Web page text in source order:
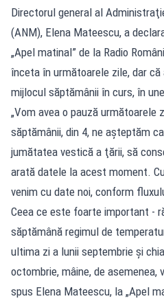
Directorul general al
(ANM), Elena Mateescu, a
„Apel matinal” de la Radio
înceta în următoarele zile, dar
mijlocul săptămânii în curs, în
„Vom avea o pauză următoarele
săptămânii, din 4, ne aşteptăm
jumătatea vestică a ţării, să
arată datele la acest moment.
venim cu date noi, conform
Ceea ce este foarte important -
săptămână regimul de
ultima zi a lunii septembrie şi
octombrie, mâine, de asemenea,
spus Elena Mateescu, la „Apel